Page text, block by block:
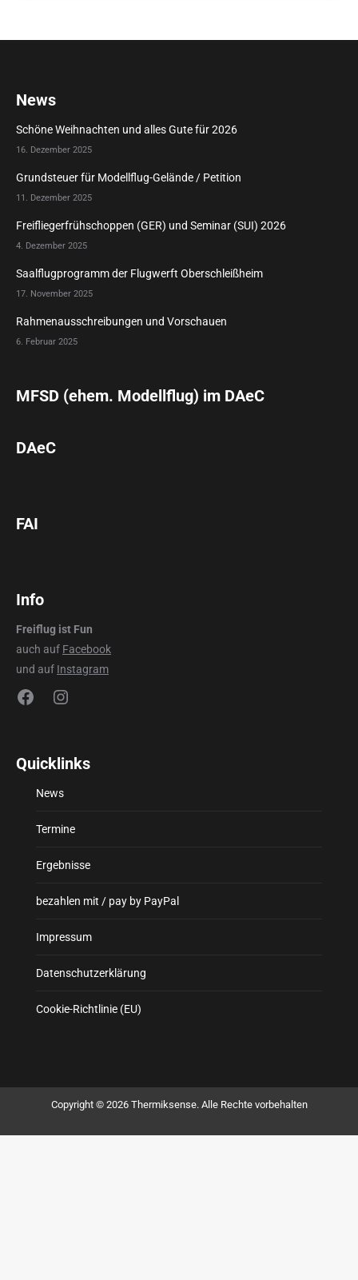
News
Schöne Weihnachten und alles Gute für 2026
16. Dezember 2025
Grundsteuer für Modellflug-Gelände / Petition
11. Dezember 2025
Freifliegerfrühschoppen (GER) und Seminar (SUI) 2026
4. Dezember 2025
Saalflugprogramm der Flugwerft Oberschleißheim
17. November 2025
Rahmenausschreibungen und Vorschauen
6. Februar 2025
MFSD (ehem. Modellflug) im DAeC
DAeC
FAI
Info
Freiflug ist Fun
auch auf Facebook
und auf Instagram
FacebookInstagram
Quicklinks
News
Termine
Ergebnisse
bezahlen mit / pay by PayPal
Impressum
Datenschutzerklärung
Cookie-Richtlinie (EU)
Copyright © 2026 Thermiksense. Alle Rechte vorbehalten